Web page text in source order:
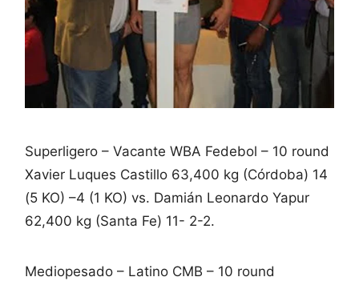
Superligero – Vacante WBA Fedebol – 10 round
Xavier Luques Castillo 63,400 kg (Córdoba) 14
(5 KO) –4 (1 KO) vs. Damián Leonardo Yapur
62,400 kg (Santa Fe) 11- 2-2.
Mediopesado – Latino CMB – 10 round